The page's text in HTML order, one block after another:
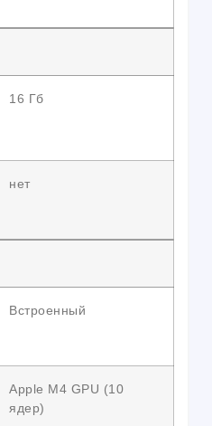
16 Гб
нет
Встроенный
Apple M4 GPU (10
ядер)